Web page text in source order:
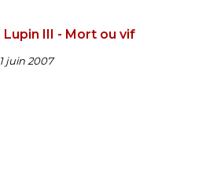
Lupin III - Mort ou vif
1 juin 2007